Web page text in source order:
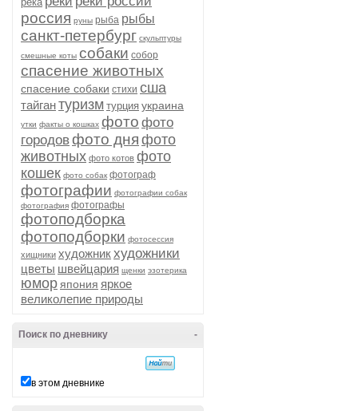
россия руны рыба рыбы
санкт-петербург скульптуры
смешные коты собаки собор
спасение животных
спасение собаки стихи сша
тайгантуризм турция украина
утки факты о кошках фото фото
городовфото дня фото
животных фото котов фото
кошек фото собак фотограф
фотографии фотографии собак
фотография фотографы
фотоподборка
фотоподборки фотосессия
хищники художникхудожники
цветы швейцария щенки эзотерика
юмор япония яркое
великолепие природы
-
Поиск по дневнику
в этом дневнике